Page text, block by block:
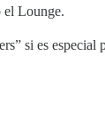
el Lounge.
si es